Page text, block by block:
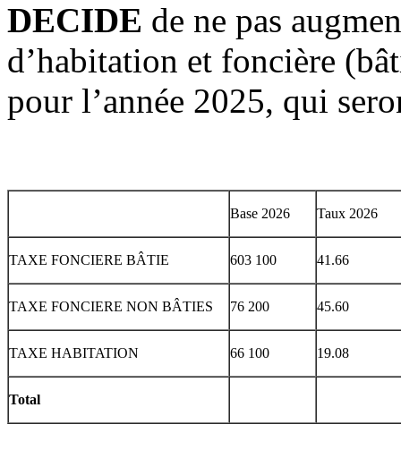
DECIDE de ne pas
d’habitation et foncière
pour l’année 2025, qui
Base 2026 Taux 2026
TAXE FONCIERE BÂTIE 603 100 41.66
TAXE FONCIERE NON BÂTIES 76 200 45.60
TAXE HABITATION 66 100 19.08
Total